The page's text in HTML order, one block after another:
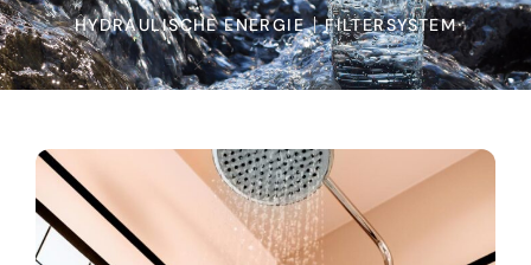
HYDRAULISCHE ENERGIE FILTERSYSTEM